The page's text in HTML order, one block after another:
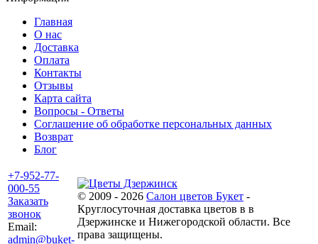
Главная
О нас
Доставка
Оплата
Контакты
Отзывы
Карта сайта
Вопросы - Ответы
Соглашение об обработке персональных данных
Возврат
Блог
+7-952-77-
000-55
Заказать
звонок
Email:
admin@buket-
© 2009 - 2026 Салон цветов Букет -
Круглосуточная доставка цветов в в
Дзержинске и Нижегородской области. Все
права защищены.